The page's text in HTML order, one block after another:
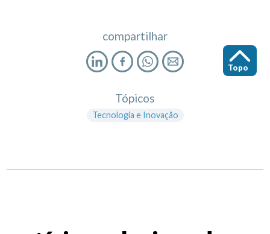
Topo
Tópicos
Tecnologia e Inovação
compartilhar